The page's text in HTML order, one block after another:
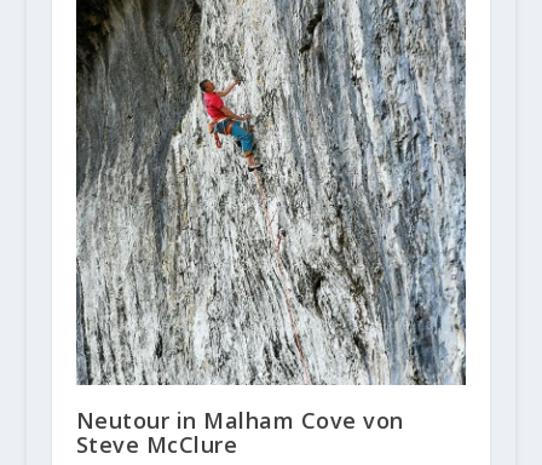
Neutour in Malham Cove von
Steve McClure